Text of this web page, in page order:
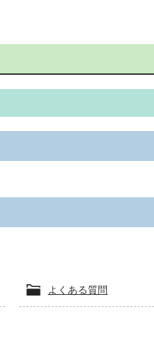
よくある質問